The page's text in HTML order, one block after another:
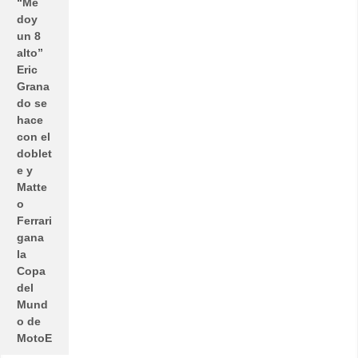
“Me
doy
un 8
alto”
Eric
Grana
do se
hace
con el
doblet
e y
Matte
o
Ferrari
gana
la
Copa
del
Mund
o de
MotoE